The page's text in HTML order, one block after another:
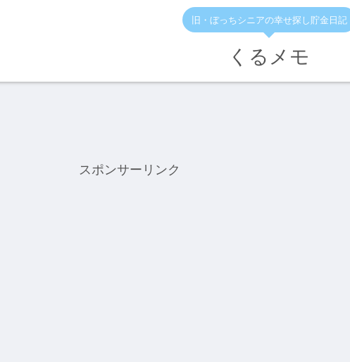
旧・ぼっちシニアの幸せ探し貯金日記
くるメモ
スポンサーリンク